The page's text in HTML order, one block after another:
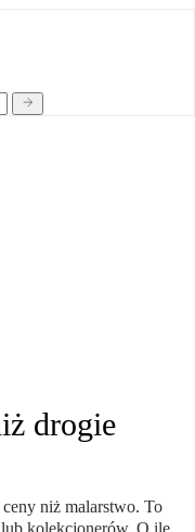
drogie
niż malarstwo. To
kolekcjonerów. O ile